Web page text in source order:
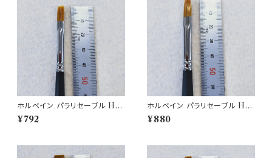
ホルベイン パラリセーブル Hor
bein brush 350H-2
¥792
ホルベイン パラリセーブル Hor
bein brush 350H-4
¥880